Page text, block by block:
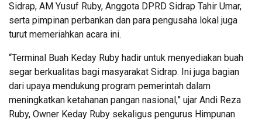
Sidrap, AM Yusuf Ruby, Anggota DPRD Sidrap Tahir Umar,
serta pimpinan perbankan dan para pengusaha lokal juga
turut memeriahkan acara ini.
“Terminal Buah Keday Ruby hadir untuk menyediakan buah
segar berkualitas bagi masyarakat Sidrap. Ini juga bagian
dari upaya mendukung program pemerintah dalam
meningkatkan ketahanan pangan nasional,” ujar Andi Reza
Ruby, Owner Keday Ruby sekaligus pengurus Himpunan